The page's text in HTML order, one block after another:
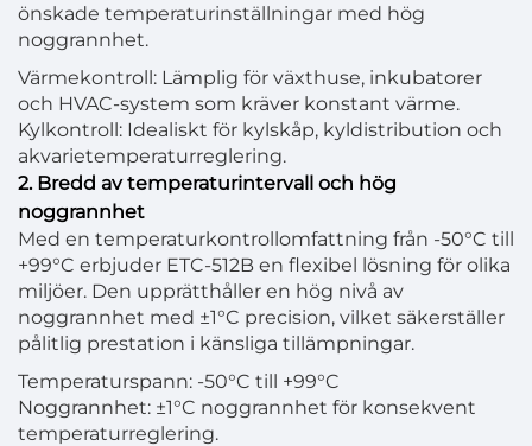
önskade temperaturinställningar med hög
noggrannhet.
Värmekontroll: Lämplig för växthuse, inkubatorer
och HVAC-system som kräver konstant värme.
Kylkontroll: Idealiskt för kylskåp, kyldistribution och
akvarietemperaturreglering.
2. Bredd av temperaturintervall och hög
noggrannhet
Med en temperaturkontrollomfattning från -50°C till
+99°C erbjuder ETC-512B en flexibel lösning för olika
miljöer. Den upprätthåller en hög nivå av
noggrannhet med ±1°C precision, vilket säkerställer
pålitlig prestation i känsliga tillämpningar.
Temperaturspann: -50°C till +99°C
Noggrannhet: ±1°C noggrannhet för konsekvent
temperaturreglering.